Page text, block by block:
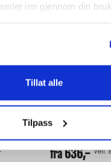
inn gjennom din
Tillat alle
Tilpass
4.9 av 5 mulige
100+
fra636,- Veil.